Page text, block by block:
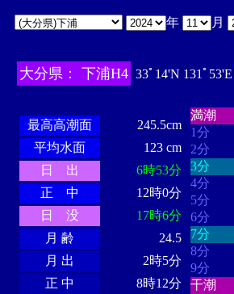
年 月
大分県： 下浦H4 33ﾟ14'N 131ﾟ53'E
最高高潮面
245.5cm
平均水面
123 cm
日 出
6時53分
正 中
12時0分
日 没
17時6分
月 齢
24.5
月 出
2時5分
正 中
8時12分
満潮
1分
2分
3分
4分
5分
6分
7分
8分
9分
干潮